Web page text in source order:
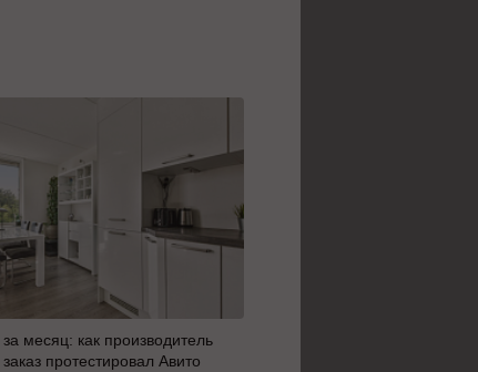
за месяц: как производитель
протестировал Авито